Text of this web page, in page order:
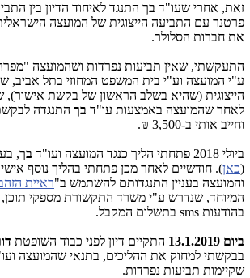
זאת, אחרי שעו"ד בך התנגד לאיחוד הדיון בין
פרטנר עם התביעה הייצוגית של המועצה
את חברות הסלולר.
התעקשתי, שאין תביעות נפרדות ושהמועצה
ע"י המועצה וע"י בית המשפט המחוזי בתל אביב,
הייצוגית (שהיא בשלב הראשון של בקשת
לאחר שהמועצה באמצעות עו"ד בך התנגדה
וחייב אותי ב-3,500 ₪.
ביולי 2018 פתחתי הליך כנגד המועצה ועו"ד בך,
(כאן). חודשיים לאחר מכן פתחתי בהליך נוסף
והמועצה בעניין התנגדותם להשתמש ב"ראיית
המיוחד, שנדרש ע"י משרד התקשורת מספקי תוכן,
בהודעות sms בתשלום המקבל.
ביום 13.1.2019 התקיים דיון לפני כבוד השופטת
בבקשתי למחוק את ההליכים, בתנאי שהמועצה
שקיימות תביעות נפרדות.